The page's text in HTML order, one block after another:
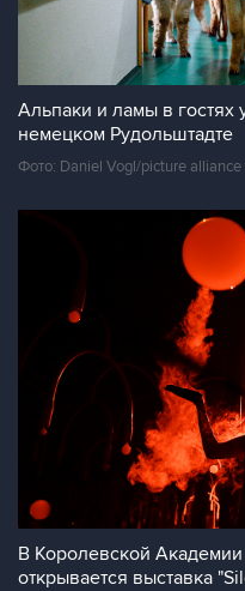
Альпаки и ламы в гостях
немецком Рудольштадте
Фото: Daniel Vogl/picture alliance
В Королевской
открывается выставка